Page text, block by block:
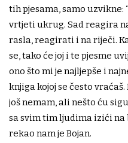
tih pjesama, samo uzvikne:
vrtjeti ukrug. Sad reagira
rasla, reagirati i na riječi.
se, tako će joj i te pjesme
ono što mi je najljepše i
knjiga kojoj se često
još nemam, ali nešto ću
sa svim tim ljudima izići
rekao nam je Bojan.